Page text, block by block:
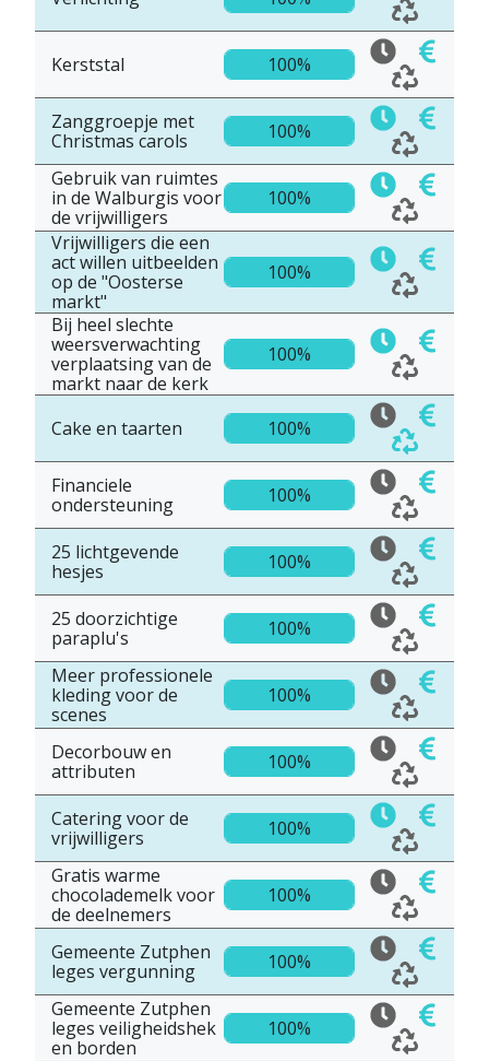
Kerststal 100%
Zanggroepje met
Christmas carols
100%
Gebruik van ruimtes
in de Walburgis voor
de vrijwilligers
100%
Vrijwilligers die een
act willen uitbeelden
op de "Oosterse
markt"
100%
Bij heel slechte
weersverwachting
verplaatsing van de
markt naar de kerk
100%
Cake en taarten 100%
Financiele
ondersteuning
100%
25 lichtgevende
hesjes
100%
25 doorzichtige
paraplu's
100%
Meer professionele
kleding voor de
scenes
100%
Decorbouw en
attributen
100%
Catering voor de
vrijwilligers
100%
Gratis warme
chocolademelk voor
de deelnemers
100%
Gemeente Zutphen
leges vergunning
100%
Gemeente Zutphen
leges veiligheidshek
en borden
100%